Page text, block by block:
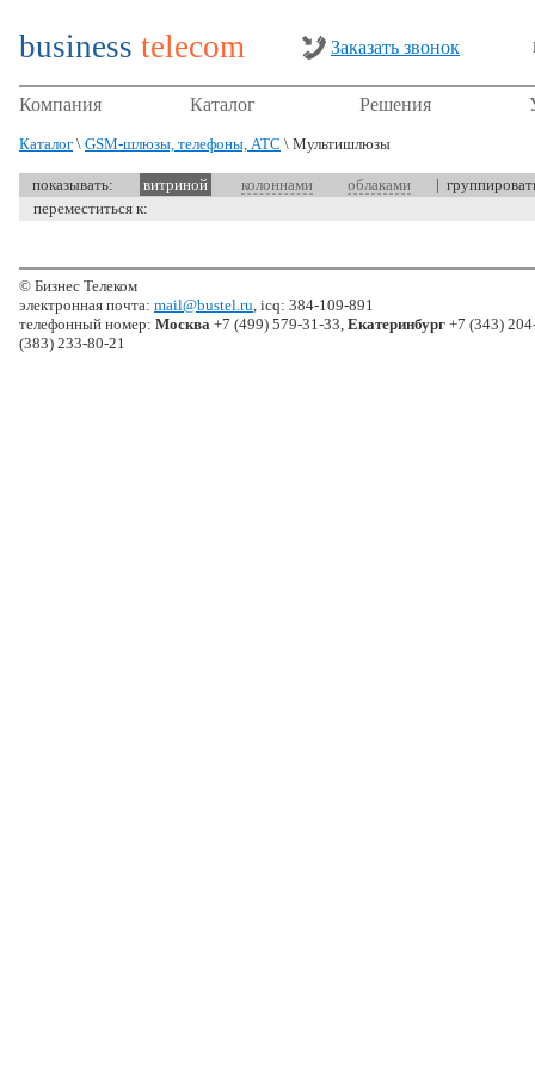
business telecom Заказать звонок
Компания Каталог Решения
Каталог \ GSM-шлюзы, телефоны, АТС \ Мультишлюзы
показывать: витриной колоннами облаками
|
переместиться к:
© Бизнес Телеком
электронная почта: mail@bustel.ru, icq: 384-109-891
телефонный номер: Москва +7 (499) 579-31-33, Екатеринбург +7 (343)
(383) 233-80-21